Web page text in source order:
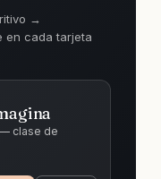
→
en cada tarjeta
— clase de